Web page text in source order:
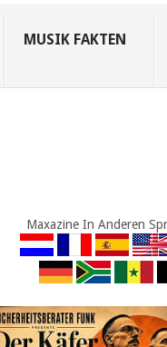
MUSIK FAKTEN
Maxazine In Anderen